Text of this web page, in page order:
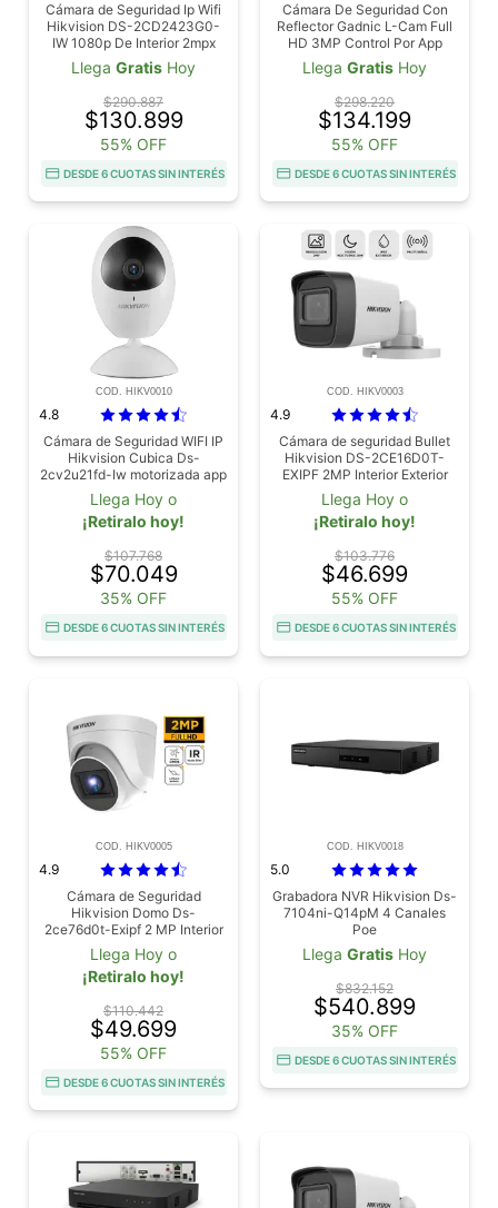
Cámara de Seguridad Ip Wifi
Hikvision DS-2CD2423G0-
IW 1080p De Interior 2mpx
28mm Audio
Llega Gratis Hoy
$290.887
$130.899
55% OFF
DESDE 6 CUOTAS SIN INTERÉS
Cámara De Seguridad Con
Reflector Gadnic L-Cam Full
HD 3MP Control Por App
Visión Nocturna
Llega Gratis Hoy
$298.220
$134.199
55% OFF
DESDE 6 CUOTAS SIN INTERÉS
COD. HIKV0010
4.8
Cámara de Seguridad WIFI IP
Hikvision Cubica Ds-
2cv2u21fd-Iw motorizada app
Llega Hoy o
¡Retiralo hoy!
$107.768
$70.049
35% OFF
DESDE 6 CUOTAS SIN INTERÉS
COD. HIKV0003
4.9
Cámara de seguridad Bullet
Hikvision DS-2CE16D0T-
EXIPF 2MP Interior Exterior
IP67
Llega Hoy o
¡Retiralo hoy!
$103.776
$46.699
55% OFF
DESDE 6 CUOTAS SIN INTERÉS
COD. HIKV0005
4.9
Cámara de Seguridad
Hikvision Domo Ds-
2ce76d0t-Exipf 2 MP Interior
Llega Hoy o
¡Retiralo hoy!
$110.442
$49.699
55% OFF
DESDE 6 CUOTAS SIN INTERÉS
COD. HIKV0018
5.0
Grabadora NVR Hikvision Ds-
7104ni-Q14pM 4 Canales
Poe
Llega Gratis Hoy
$832.152
$540.899
35% OFF
DESDE 6 CUOTAS SIN INTERÉS